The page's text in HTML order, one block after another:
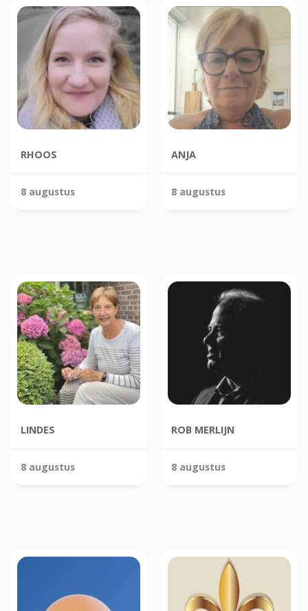
RHOOS
8 augustus
ANJA
8 augustus
LINDES
8 augustus
ROB MERLIJN
8 augustus